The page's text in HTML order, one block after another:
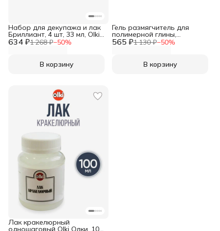
634 ₽1 268 ₽−50%
Набор для декупажа и лак
Бриллиант, 4 шт, 33 мл, Olki
Олки
В корзину
565 ₽1 130 ₽−50%
Гель размягчитель для
полимерной глины,
Артефакт
В корзину
Лак кракелюрный
одношаговый Olki Олки, 100